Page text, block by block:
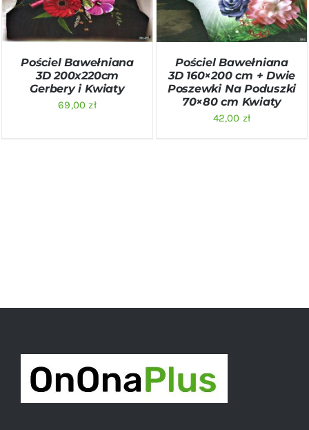
Pościel Bawełniana
3D 200x220cm
Gerbery i Kwiaty
69,00zł
Pościel Bawełniana
3D 160×200 cm + Dwie
Poszewki Na Poduszki
70×80 cm Kwiaty
42,00 zł